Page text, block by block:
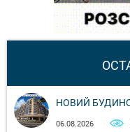
НОВИЙ
06.08.2026